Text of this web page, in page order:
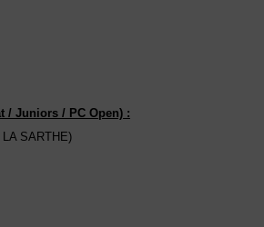
/ Juniors / PC Open) :
SARTHE)